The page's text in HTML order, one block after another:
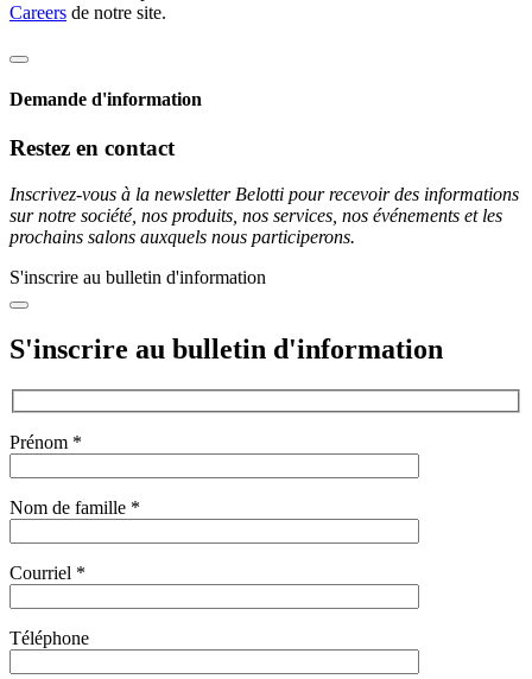
Careers de notre site.
Demande d'information
Restez en contact
Inscrivez-vous à la newsletter Belotti pour recevoir des informations
sur notre société, nos produits, nos services, nos événements et les
prochains salons auxquels nous participerons.
S'inscrire au bulletin d'information
S'inscrire au bulletin d'information
Prénom *
Nom de famille *
Courriel *
Téléphone